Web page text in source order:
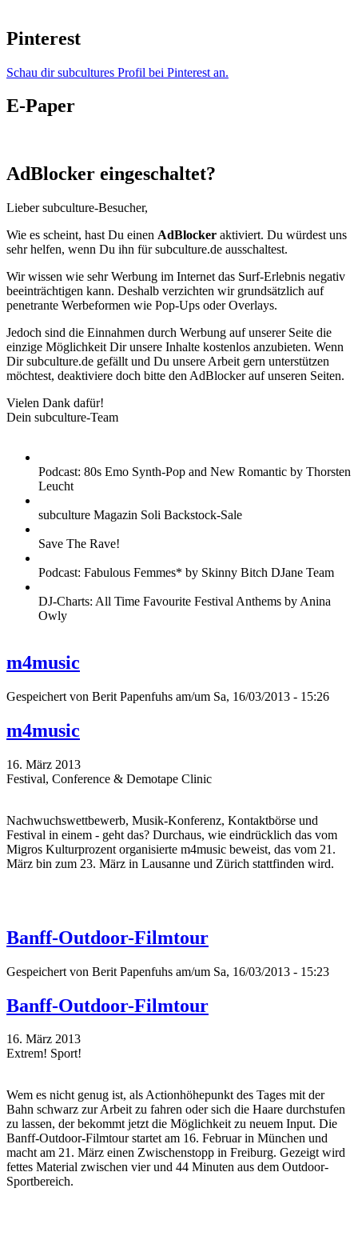
Pinterest
Schau dir subcultures Profil bei Pinterest an.
E-Paper
AdBlocker eingeschaltet?
Lieber subculture-Besucher,
Wie es scheint, hast Du einen AdBlocker aktiviert. Du würdest uns
sehr helfen, wenn Du ihn für subculture.de ausschaltest.
Wir wissen wie sehr Werbung im Internet das Surf-Erlebnis negativ
beeinträchtigen kann. Deshalb verzichten wir grundsätzlich auf
penetrante Werbeformen wie Pop-Ups oder Overlays.
Jedoch sind die Einnahmen durch Werbung auf unserer Seite die
einzige Möglichkeit Dir unsere Inhalte kostenlos anzubieten. Wenn
Dir subculture.de gefällt und Du unsere Arbeit gern unterstützen
möchtest, deaktiviere doch bitte den AdBlocker auf unseren Seiten.
Vielen Dank dafür!
Dein subculture-Team
Podcast: 80s Emo Synth-Pop and New Romantic by Thorsten
Leucht
subculture Magazin Soli Backstock-Sale
Save The Rave!
Podcast: Fabulous Femmes* by Skinny Bitch DJane Team
DJ-Charts: All Time Favourite Festival Anthems by Anina
Owly
m4music
Gespeichert von Berit Papenfuhs am/um Sa, 16/03/2013 - 15:26
m4music
16. März 2013
Festival, Conference & Demotape Clinic
Nachwuchswettbewerb, Musik-Konferenz, Kontaktbörse und
Festival in einem - geht das? Durchaus, wie eindrücklich das vom
Migros Kulturprozent organisierte m4music beweist, das vom 21.
März bin zum 23. März in Lausanne und Zürich stattfinden wird.
Banff-Outdoor-Filmtour
Gespeichert von Berit Papenfuhs am/um Sa, 16/03/2013 - 15:23
Banff-Outdoor-Filmtour
16. März 2013
Extrem! Sport!
Wem es nicht genug ist, als Actionhöhepunkt des Tages mit der
Bahn schwarz zur Arbeit zu fahren oder sich die Haare durchstufen
zu lassen, der bekommt jetzt die Möglichkeit zu neuem Input. Die
Banff-Outdoor-Filmtour startet am 16. Februar in München und
macht am 21. März einen Zwischenstopp in Freiburg. Gezeigt wird
fettes Material zwischen vier und 44 Minuten aus dem Outdoor-
Sportbereich.